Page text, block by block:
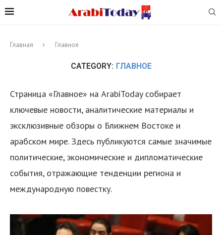
Главная Главное
CATEGORY: ГЛАВНОЕ
Страница «Главное» на ArabiToday собирает
ключевые новости, аналитические материалы и
эксклюзивные обзоры о Ближнем Востоке и
арабском мире. Здесь публикуются самые значимые
политические, экономические и дипломатические
события, отражающие тенденции региона и
международную повестку.